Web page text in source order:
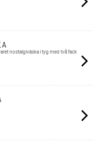
nostalgiväska i tyg med två fack